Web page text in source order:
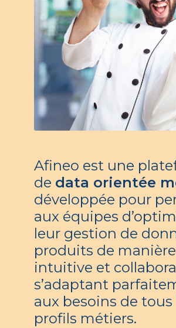
Afineo est une
de data orientée
développée pour
aux équipes
leur gestion de
produits de manière
intuitive et
s’adaptant
aux besoins de tous
profils métiers.